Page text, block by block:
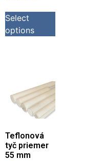
Select
options
Teflonová
tyč priemer
55 mm